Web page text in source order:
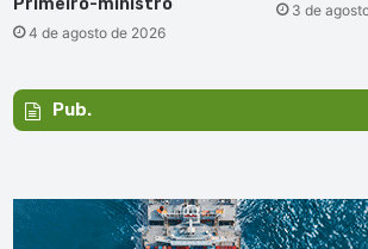
Primeiro-ministro
4 de agosto de 2026
3 de
Pub.